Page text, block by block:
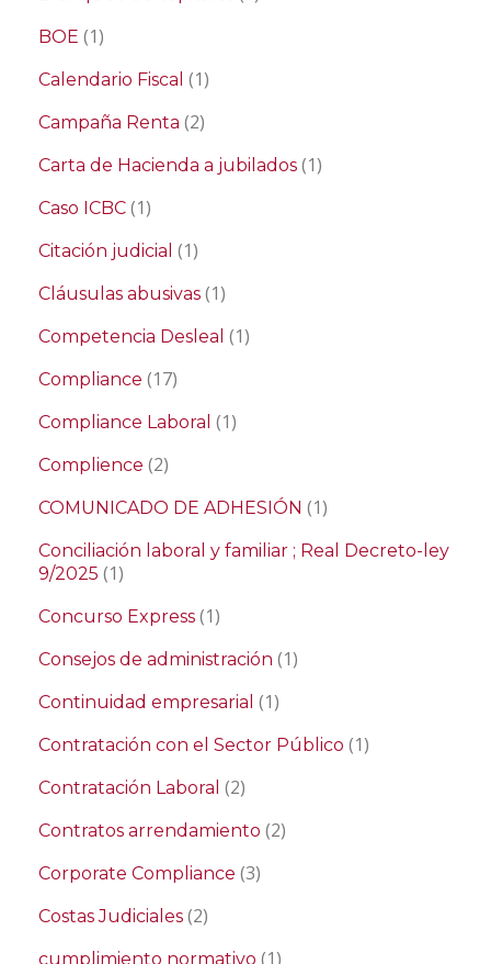
BOE (1)
Calendario Fiscal (1)
Campaña Renta (2)
Carta de Hacienda a jubilados (1)
Caso ICBC (1)
Citación judicial (1)
Cláusulas abusivas (1)
Competencia Desleal (1)
Compliance (17)
Compliance Laboral (1)
Complience (2)
COMUNICADO DE ADHESIÓN (1)
Conciliación laboral y familiar ; Real Decreto-ley
9/2025 (1)
Concurso Express (1)
Consejos de administración (1)
Continuidad empresarial (1)
Contratación con el Sector Público (1)
Contratación Laboral (2)
Contratos arrendamiento (2)
Corporate Compliance (3)
Costas Judiciales (2)
cumplimiento normativo (1)